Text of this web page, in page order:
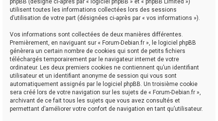
utilisent toutes les informations collectées lors des sessions
d’utilisation de votre part (désignées ci-après par « vos informations »).
Vos informations sont collectées de deux manières différentes.
Premièrement, en naviguant sur « Forum-Debian.fr », le logiciel phpBB
génèrera un certain nombre de cookies qui sont de petits fichiers
téléchargés temporairement par le navigateur internet de votre
ordinateur. Les deux premiers cookies ne contiennent qu’un identifiant
utilisateur et un identifiant anonyme de session qui vous sont
automatiquement assignés par le logiciel phpBB. Un troisième cookie
sera créé lors de votre navigation sur les sujets de « Forum-Debian.fr »,
archivant de ce fait tous les sujets que vous avez consultés et
permettant d’améliorer votre confort de navigation en tant qu’utilisateur.